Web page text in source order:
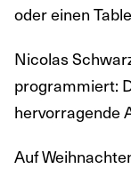
oder einen
Nicolas
programmiert:
hervorragende
Auf